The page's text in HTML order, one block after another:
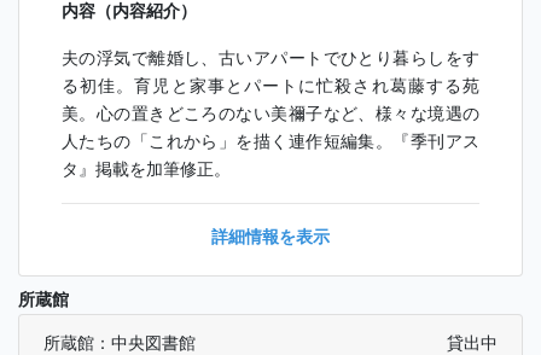
内容（内容紹介）
夫の浮気で離婚し、古いアパートでひとり暮らしをす
る初佳。育児と家事とパートに忙殺され葛藤する苑
美。心の置きどころのない美禰子など、様々な境遇の
人たちの「これから」を描く連作短編集。『季刊アス
タ』掲載を加筆修正。
詳細情報を表示
所蔵館
所蔵館：中央図書館 貸出中